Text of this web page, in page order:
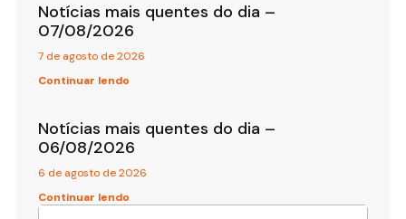
Notícias mais quentes do dia –
07/08/2026
7 de agosto de 2026
Continuar lendo
Notícias mais quentes do dia –
06/08/2026
6 de agosto de 2026
Continuar lendo